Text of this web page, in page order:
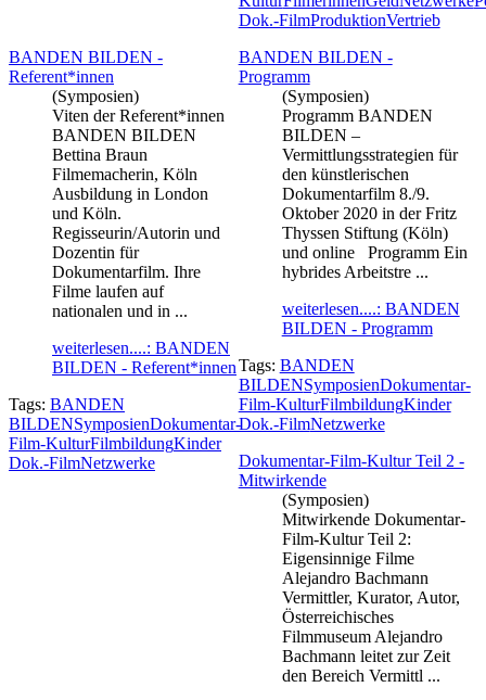
Dok.-FilmProduktionVertrieb
BANDEN BILDEN -
Referent*innen
(Symposien)
Viten der Referent*innen
BANDEN BILDEN
Bettina Braun
Filmemacherin, Köln
Ausbildung in London
und Köln.
Regisseurin/Autorin und
Dozentin für
Dokumentarfilm. Ihre
Filme laufen auf
nationalen und in ...
weiterlesen....: BANDEN
BILDEN - Referent*innen
Tags: BANDEN
BILDENSymposienDokumentar-
Film-KulturFilmbildungKinder
Dok.-FilmNetzwerke
BANDEN BILDEN -
Programm
(Symposien)
Programm BANDEN
BILDEN –
Vermittlungsstrategien für
den künstlerischen
Dokumentarfilm 8./9.
Oktober 2020 in der Fritz
Thyssen Stiftung (Köln)
und online Programm Ein
hybrides Arbeitstre ...
weiterlesen....: BANDEN
BILDEN - Programm
Tags: BANDEN
BILDENSymposienDokumentar-
Film-KulturFilmbildungKinder
Dok.-FilmNetzwerke
Dokumentar-Film-Kultur Teil 2 -
Mitwirkende
(Symposien)
Mitwirkende Dokumentar-
Film-Kultur Teil 2:
Eigensinnige Filme
Alejandro Bachmann
Vermittler, Kurator, Autor,
Österreichisches
Filmmuseum Alejandro
Bachmann leitet zur Zeit
den Bereich Vermittl ...